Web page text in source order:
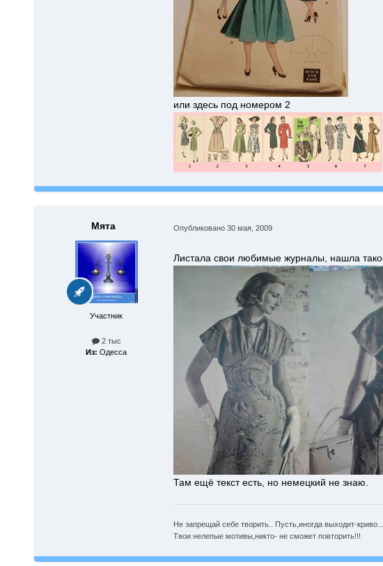
или здесь под номером 2
Мята
Участник
2 тыс
Из: Одесса
Опубликовано 30 мая, 2009
Листала свои любимые журналы, нашла
Там ещё текст есть, но немецкий не знаю.
Не запрещай себе творить.. Пусть,иногда выходит-криво...
Твои нелепые мотивы,никто- не сможет повторить!!!